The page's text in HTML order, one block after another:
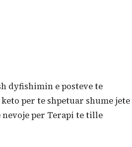
dyfishimin e posteve te
per te shpetuar shume jete
per Terapi te tille